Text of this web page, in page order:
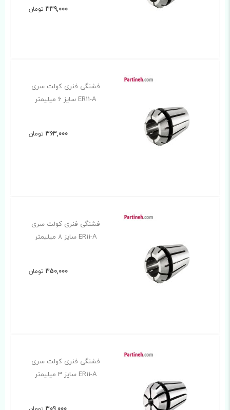
339,000 تومان
فشنگی فنری کولت سری
ER11-A سایز 6 میلیمتر
363,000 تومان
فشنگی فنری کولت سری
ER11-A سایز 8 میلیمتر
350,000 تومان
فشنگی فنری کولت سری
ER11-A سایز 3 میلیمتر